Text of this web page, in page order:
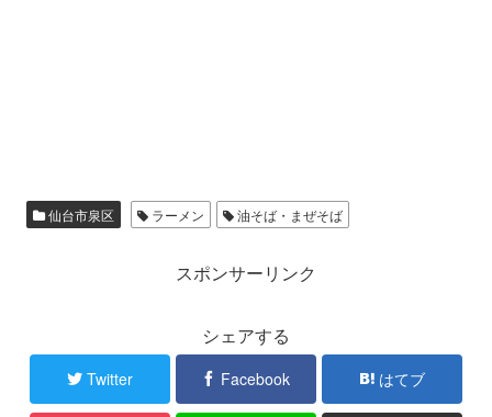
仙台市泉区 ラーメン 油そば・まぜそば
スポンサーリンク
シェアする
Twitter Facebook はてブ